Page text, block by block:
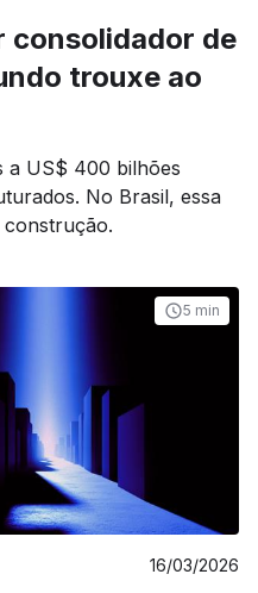
consolidador de
trouxe ao
a US$ 400 bilhões
No Brasil, essa
5 min
16/03/2026